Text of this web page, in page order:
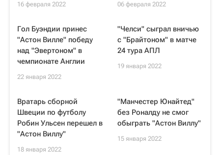
16 февраля 2022 06 февраля 2022
Гол Буэндии принес
"Астон Вилле" победу
над "Эвертоном" в
чемпионате Англии
22 января 2022
"Челси" сыграл вничью
с "Брайтоном" в матче
24 тура АПЛ
19 января 2022
Вратарь сборной
Швеции по футболу
Робин Ульсен перешел в
"Астон Виллу"
18 января 2022
"Манчестер Юнайтед"
без Роналду не смог
обыграть "Астон Виллу"
15 января 2022